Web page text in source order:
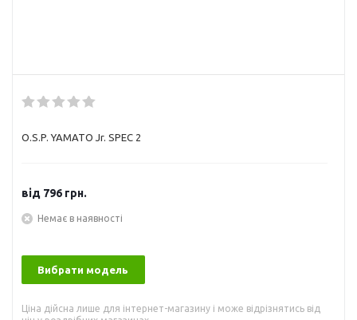
O.S.P. YAMATO Jr. SPEC 2
від 796 грн.
Немає в наявності
Вибрати модель
Ціна дійсна лише для інтернет-магазину і може відрізнятись від